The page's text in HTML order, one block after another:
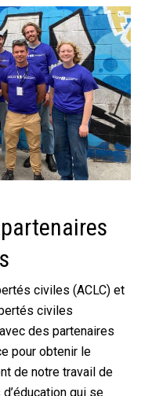
civiles (ACLC) et
civiles
des partenaires
pour obtenir le
de notre travail de
qui se